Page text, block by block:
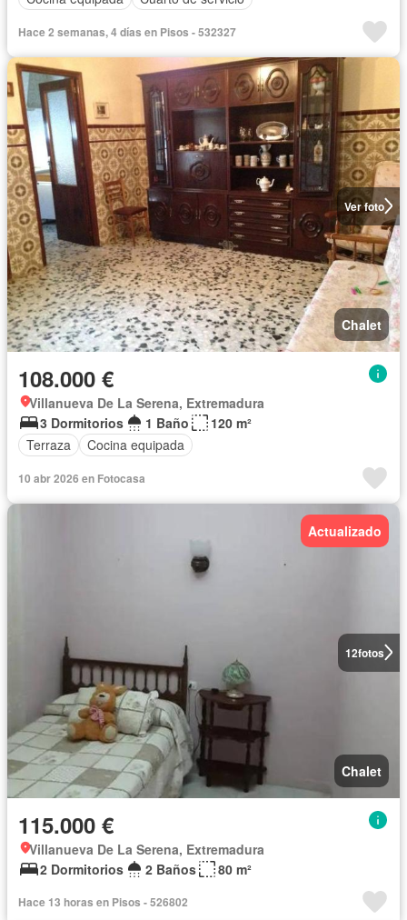
Hace 2 semanas, 4 días en Pisos - 532327
Ver foto
Chalet
108.000 €
Villanueva De La Serena, Extremadura
3 Dormitorios
1 Baño
120 m²
Terraza
Cocina equipada
10 abr 2026 en Fotocasa
12fotos
Actualizado
Chalet
115.000 €
Villanueva De La Serena, Extremadura
2 Dormitorios
2 Baños 80 m²
Hace 13 horas en Pisos - 526802